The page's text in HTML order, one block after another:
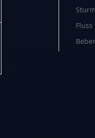
Sturm
Fluss